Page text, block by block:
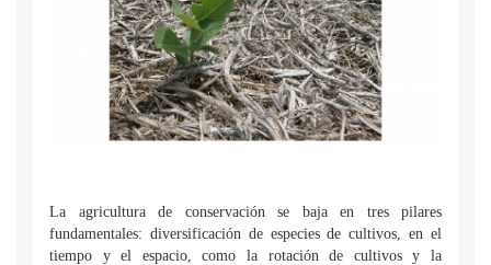
La agricultura de conservación se baja en tres pilares
fundamentales: diversificación de especies de cultivos, en el
tiempo y el espacio, como la rotación de cultivos y la